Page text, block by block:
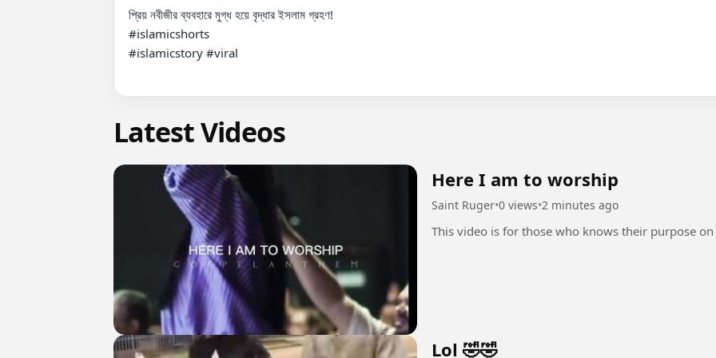
প্রিয় নবীজীর ব্যবহারে মুগ্ধ হয়ে বৃদ্ধার ইসলাম গ্রহণ!
#islamicshorts
#islamicstory #viral
Latest Videos
Here I am to worship
Saint Ruger•0 views•2 minutes ago
This video is for those who knows their purpose on
Lol 🤣🤣